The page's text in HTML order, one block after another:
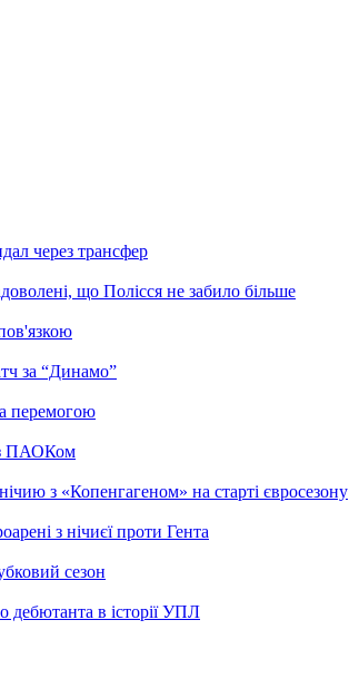
через трансфер
що Полісся не забило більше
за “Динамо”
перемогою
ПАОКом
з «Копенгагеном» на старті євросезону
з нічиєї проти Гента
сезон
в історії УПЛ